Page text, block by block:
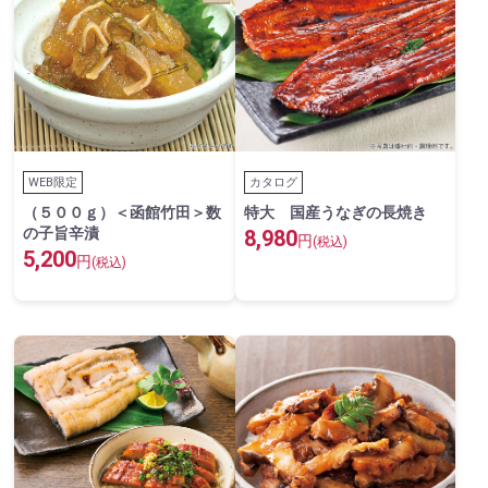
WEB限定
（５００ｇ）＜函館竹田＞数
の子旨辛漬
5,200円 (税込)
カタログ
特大 国産うなぎの長焼き
8,980円 (税込)